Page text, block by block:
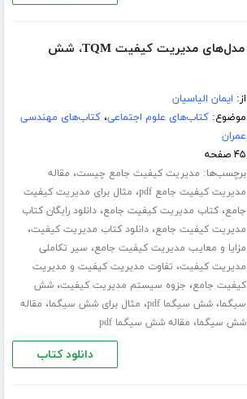
دانلود کتاب مقایسه مدل‌های مدیریت کیفیت TQM، شش
از: ایمان الیاسیان
موضوع:کتاب‌های علوم اجتماعی،کتاب‌های مهندسی
عمران
۴۵ صفحه
برچسب‌ها: مدیریت کیفیت جامع چیست، مقاله
مدیریت کیفیت جامع pdf
، مثال برای مدیریت کیفیت
جامع،کتاب مدیریت کیفیت جامع،دانلود رایگان کتاب
مدیریت کیفیت جامع،دانلود کتاب مدیریت کیفیت،
مزایا و معایب مدیریت کیفیت جامع، سیر تکاملی
مدیریت کیفیت، تفاوت مدیریت کیفیت و مدیریت
کیفیت جامع، جزوه سیستم مدیریت کیفیت،شش
سیگما،شش سیگما pdf ، مثال برای شش سیگما، مقاله
شش سیگما، مقاله شش سیگما pdf
دانلود کتاب